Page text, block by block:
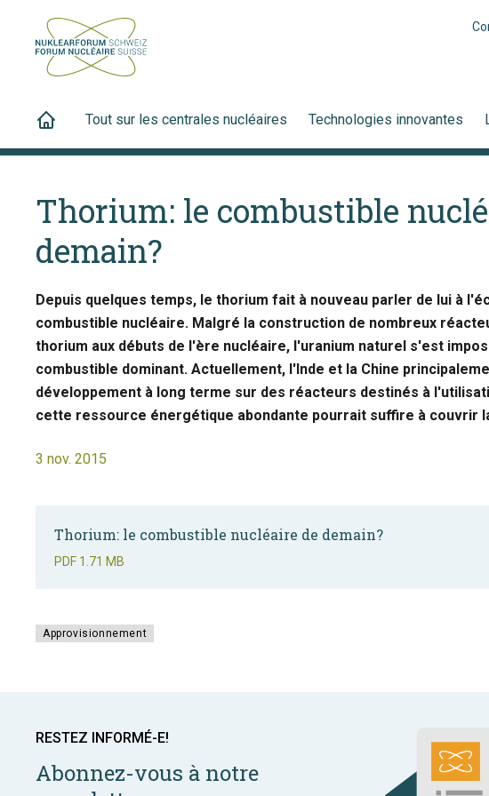
Tout sur les centrales nucléaires Technologies innovantes
Thorium: le combustible
demain?
Depuis quelques temps, le thorium fait à nouveau parler de lui à
combustible nucléaire. Malgré la construction de nombreux
thorium aux débuts de l'ère nucléaire, l'uranium naturel s'est
combustible dominant. Actuellement, l'Inde et la Chine
développement à long terme sur des réacteurs destinés à
cette ressource énergétique abondante pourrait suffire à couvrir
3 nov. 2015
Thorium: le combustible nucléaire de demain?
PDF 1.71 MB
Approvisionnement
RESTEZ INFORMÉ-E!
Abonnez-vous à notre